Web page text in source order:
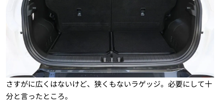
さすがに広くはないけど、狭くもないラゲッジ。必要にして十
分と言ったところ。